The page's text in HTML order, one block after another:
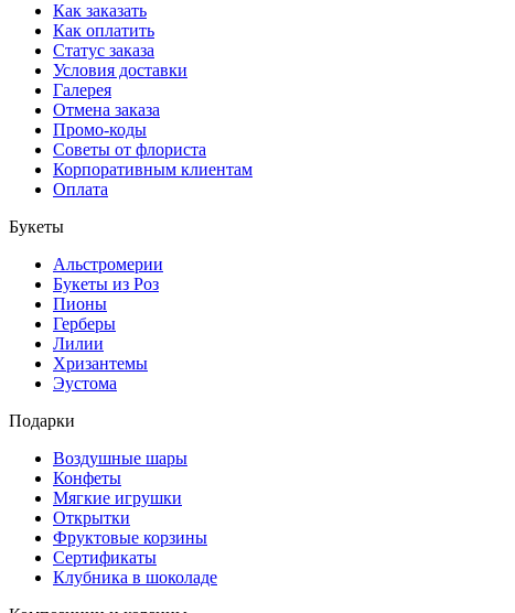
Как заказать
Как оплатить
Статус заказа
Условия доставки
Галерея
Отмена заказа
Промо-коды
Советы от флориста
Корпоративным клиентам
Оплата
Букеты
Альстромерии
Букеты из Роз
Пионы
Герберы
Лилии
Хризантемы
Эустома
Подарки
Воздушные шары
Конфеты
Мягкие игрушки
Открытки
Фруктовые корзины
Сертификаты
Клубника в шоколаде